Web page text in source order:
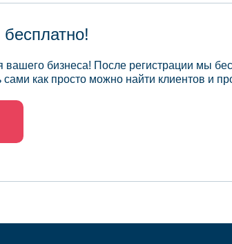
бизнеса! После регистрации мы
как просто можно найти клиентов и